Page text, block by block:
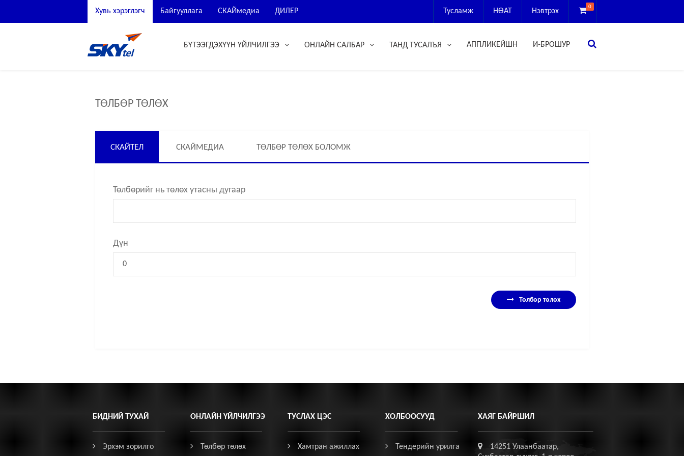
Хувь хэрэглэгч Байгууллага СКАЙмедиа ДИЛЕР Тусламж НӨАТ Нэвтрэх
0
БҮТЭЭГДЭХҮҮН ҮЙЛЧИЛГЭЭ ОНЛАЙН САЛБАР ТАНД ТУСАЛЪЯ АППЛИКЕЙШН И-БРОШУР
ТӨЛБӨР ТӨЛӨХ
СКАЙТЕЛ СКАЙМЕДИА ТӨЛБӨР ТӨЛӨХ БОЛОМЖ
Төлбөрийг нь төлөх утасны дугаар
Дүн
Төлбөр төлөх
БИДНИЙ ТУХАЙ
Эрхэм зорилго
ОНЛАЙН ҮЙЛЧИЛГЭЭ
Төлбөр төлөх
ТУСЛАХ ЦЭС
Хамтран ажиллах
ХОЛБООСУУД
Тендерийн урилга
ХАЯГ БАЙРШИЛ
14251 Улаанбаатар,